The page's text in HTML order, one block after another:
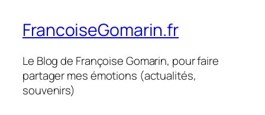
FrancoiseGomarin.fr
Le Blog de Françoise Gomarin, pour faire
partager mes émotions (actualités,
souvenirs)